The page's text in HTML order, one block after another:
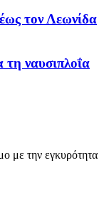
τον Λεωνίδα
τη ναυσιπλοΐα
με την εγκυρότητα